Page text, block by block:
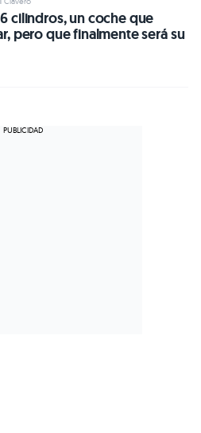
cilindros, un coche que
pero que finalmente será su